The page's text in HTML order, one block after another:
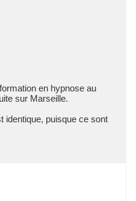
en hypnoe au
ur Mareille.
identique, puique ce ont